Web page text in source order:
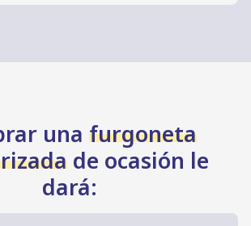
una furgoneta
de ocasión le
dará: